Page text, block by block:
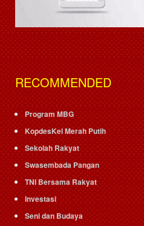
RECOMMENDED
Program MBG
KopdesKel Merah Putih
Sekolah Rakyat
Swasembada Pangan
TNI Bersama Rakyat
Investasi
Seni dan Budaya